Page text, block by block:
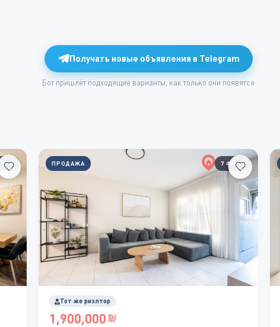
Получать новые объявления в Telegram
Бот пришлёт подходящие варианты, как только они появятся
7 ФОТО
ПРОДАЖА
Тот же риэлтор
1,900,000